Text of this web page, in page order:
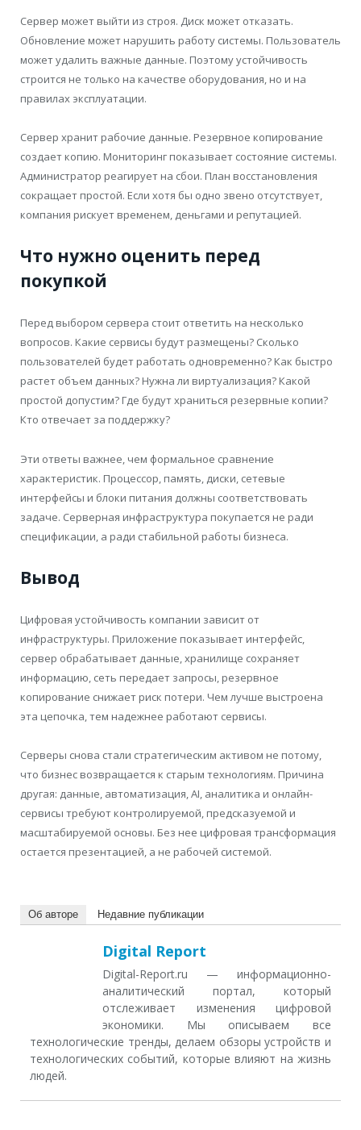
Сервер может выйти из строя. Диск может отказать.
Обновление может нарушить работу системы. Пользователь
может удалить важные данные. Поэтому устойчивость
строится не только на качестве оборудования, но и на
правилах эксплуатации.
Сервер хранит рабочие данные. Резервное копирование
создает копию. Мониторинг показывает состояние системы.
Администратор реагирует на сбои. План восстановления
сокращает простой. Если хотя бы одно звено отсутствует,
компания рискует временем, деньгами и репутацией.
Что нужно оценить перед
покупкой
Перед выбором сервера стоит ответить на несколько
вопросов. Какие сервисы будут размещены? Сколько
пользователей будет работать одновременно? Как быстро
растет объем данных? Нужна ли виртуализация? Какой
простой допустим? Где будут храниться резервные копии?
Кто отвечает за поддержку?
Эти ответы важнее, чем формальное сравнение
характеристик. Процессор, память, диски, сетевые
интерфейсы и блоки питания должны соответствовать
задаче. Серверная инфраструктура покупается не ради
спецификации, а ради стабильной работы бизнеса.
Вывод
Цифровая устойчивость компании зависит от
инфраструктуры. Приложение показывает интерфейс,
сервер обрабатывает данные, хранилище сохраняет
информацию, сеть передает запросы, резервное
копирование снижает риск потери. Чем лучше выстроена
эта цепочка, тем надежнее работают сервисы.
Серверы снова стали стратегическим активом не потому,
что бизнес возвращается к старым технологиям. Причина
другая: данные, автоматизация, AI, аналитика и онлайн-
сервисы требуют контролируемой, предсказуемой и
масштабируемой основы. Без нее цифровая трансформация
остается презентацией, а не рабочей системой.
Об авторе Недавние публикации
Digital Report
Digital-Report.ru — информационно-
аналитический портал, который
отслеживает изменения цифровой
экономики. Мы описываем все
технологические тренды, делаем обзоры устройств и
технологических событий, которые влияют на жизнь
людей.